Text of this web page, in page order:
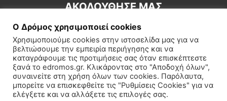
ΑΚΟΛΟΥΘΗΣΕ ΜΑΣ
Εγγραφή συνδρομητή Πολιτική Διεθνή Κοινωνία
Πολιτισμός Αφιερώματα
Ο Δρόμος χρησιμοποιεί cookies
Χρησιμοποιούμε cookies στην ιστοσελίδα μας για να
βελτιώσουμε την εμπειρία περιήγησης και να
καταγράφουμε τις προτιμήσεις σας όταν επισκέπτεστε
ξανά το edromos.gr. Κλικάροντας στο "Αποδοχή όλων",
συναινείτε στη χρήση όλων των cookies. Παρόλαυτα,
μπορείτε να επισκεφθείτε τις "Ρυθμίσεις Cookies" για να
ελέγξετε και να αλλάξετε τις επιλογές σας.